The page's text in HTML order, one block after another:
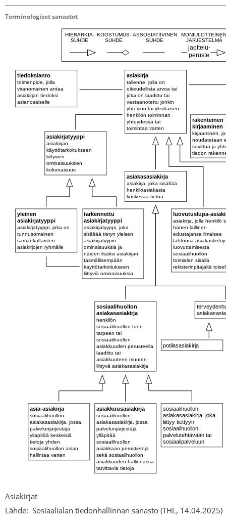
Terminologiset sanastot
Asiakirjat
Lähde: Sosiaalialan tiedonhallinnan sanasto (THL, 14.04.2025)